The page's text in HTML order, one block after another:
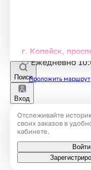
г. Копейск,
Ежедневно
Проложить маршрут
Поиск
Вход
Отслеживайте
своих заказов в
кабинете.
Войти